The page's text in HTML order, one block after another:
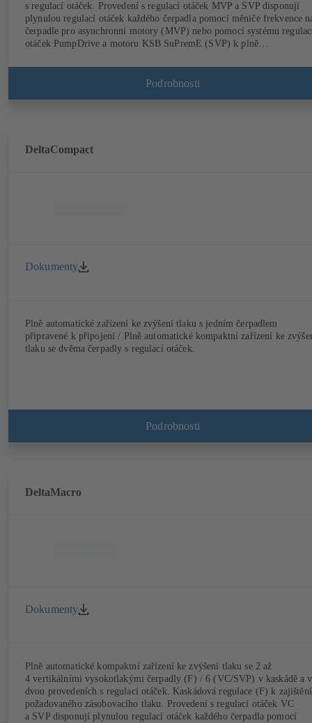
s regulací otáček. Provedení s regulací otáček MVP a SVP disponují
plynulou regulací otáček každého čerpadla pomocí měniče frekvence
čerpadle pro asynchronní motory (MVP) nebo pomocí systému
otáček PumpDrive a motoru KSB SuPremE (SVP) k plně
centrální pojistkovou skříní.
Podrobnosti
DeltaCompact
Dokumenty
Plně automatické zařízení ke zvýšení tlaku s jedním čerpadlem
připravené k připojení / Plně automatické kompaktní zařízení ke
tlaku se dvěma čerpadly s regulací otáček.
Podrobnosti
DeltaMacro
Dokumenty
Plně automatické kompaktní zařízení ke zvýšení tlaku se 2 až
4 vertikálními vysokotlakými čerpadly (F) / 6 (VC/SVP) v kaskádě a
dvou provedeních s regulací otáček. Kaskádová regulace (F) k zajištění
požadovaného zásobovacího tlaku. Provedení s regulací otáček VC
a SVP disponují plynulou regulací otáček každého čerpadla pomocí